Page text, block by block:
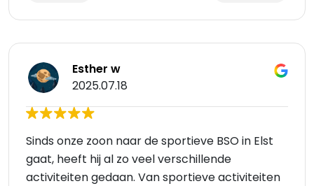
Esther w
2025.07.18
Sinds onze zoon naar de sportieve BSO in Elst
gaat, heeft hij al zo veel verschillende
activiteiten gedaan. Van sportieve activiteiten